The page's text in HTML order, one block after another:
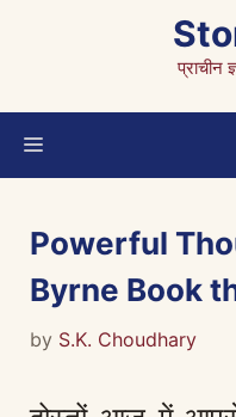
प्राचीन
Menu
Powerful
Byrne Book
by S.K. Choudhary